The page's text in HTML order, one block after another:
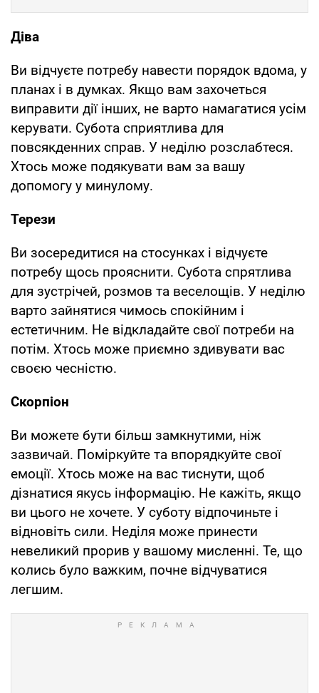
Діва
Ви відчуєте потребу навести порядок вдома, у
планах і в думках. Якщо вам захочеться
виправити дії інших, не варто намагатися усім
керувати. Субота сприятлива для
повсякденних справ. У неділю розслабтеся.
Хтось може подякувати вам за вашу
допомогу у минулому.
Терези
Ви зосередитися на стосунках і відчуєте
потребу щось прояснити. Субота спрятлива
для зустрічей, розмов та веселощів. У неділю
варто зайнятися чимось спокійним і
естетичним. Не відкладайте свої потреби на
потім. Хтось може приємно здивувати вас
своєю чесністю.
Скорпіон
Ви можете бути більш замкнутими, ніж
зазвичай. Поміркуйте та впорядкуйте свої
емоції. Хтось може на вас тиснути, щоб
дізнатися якусь інформацію. Не кажіть, якщо
ви цього не хочете. У суботу відпочиньте і
відновіть сили. Неділя може принести
невеликий прорив у вашому мисленні. Те, що
колись було важким, почне відчуватися
легшим.